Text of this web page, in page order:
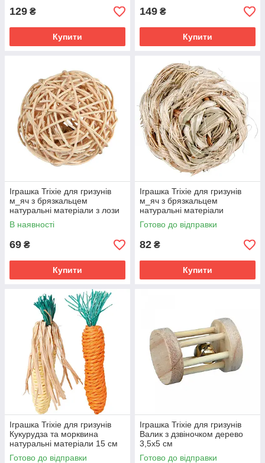
129 ₴
Купити
149 ₴
Купити
Іграшка Trixie для гризунів
м_яч з брязкальцем
натуральні матеріали з лози
4 см
В наявності
69 ₴
Купити
Іграшка Trixie для гризунів
м_яч з брязкальцем
натуральні матеріали
трав’яний 6 см
Готово до відправки
82 ₴
Купити
Іграшка Trixie для гризунів
Кукурудза та морквина
натуральні матеріали 15 см
набір 2 шт
Готово до відправки
Іграшка Trixie для гризунів
Валик з дзвіночком дерево
3,5х5 см
Готово до відправки